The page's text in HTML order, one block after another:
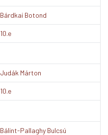
Bárdkai Botond
10.e
Judák Márton
10.e
Bálint-Pallaghy Bulcsú